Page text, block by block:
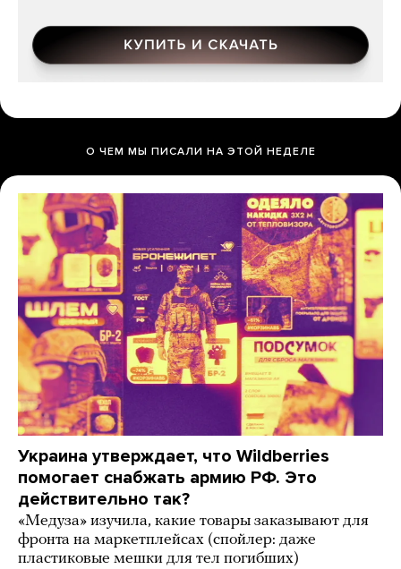
О ЧЕМ МЫ ПИСАЛИ НА ЭТОЙ НЕДЕЛЕ
Украина утверждает, что Wildberries
помогает снабжать армию РФ. Это
действительно так?
«Медуза» изучила, какие товары заказывают для
фронта на маркетплейсах (спойлер: даже
пластиковые мешки для тел погибших)